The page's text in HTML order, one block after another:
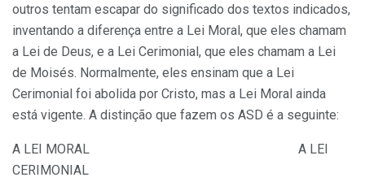
outros tentam escapar do significado dos textos indicados,
inventando a diferença entre a Lei Moral, que eles chamam
a Lei de Deus, e a Lei Cerimonial, que eles chamam a Lei
de Moisés. Normalmente, eles ensinam que a Lei
Cerimonial foi abolida por Cristo, mas a Lei Moral ainda
está vigente. A distinção que fazem os ASD é a seguinte:
A LEI MORAL A LEI
CERIMONIAL